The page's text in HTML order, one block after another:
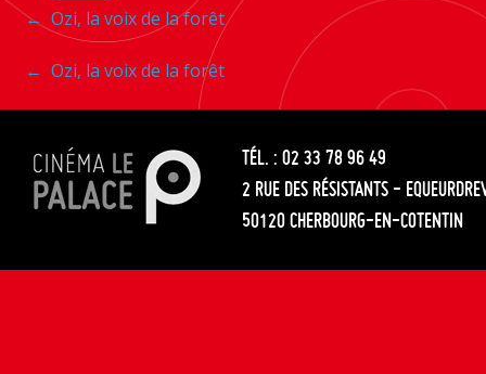
Navigation
entre
les
articles
← Ozi, la voix de la forêt
Navigation
entre
les
articles
← Ozi, la voix de la forêt
TÉL. : 02 33 78 96 49
2 RUE DES RÉSISTANTS -
50120 CHERBOURG-EN-COTENTIN